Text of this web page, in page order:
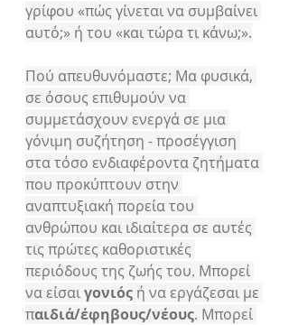
γρίφου «πώς γίνεται να συμβαίνει
αυτό;» ή του «και τώρα τι κάνω;».
Πού απευθυνόμαστε; Μα φυσικά,
σε όσους επιθυμούν να
συμμετάσχουν ενεργά σε μια
γόνιμη συζήτηση - προσέγγιση
στα τόσο ενδιαφέροντα ζητήματα
που προκύπτουν στην
αναπτυξιακή πορεία του
ανθρώπου και ιδιαίτερα σε αυτές
τις πρώτες καθοριστικές
περιόδους της ζωής του. Μπορεί
να είσαι γονιός ή να εργάζεσαι με
παιδιά/έφηβους/νέους. Μπορεί